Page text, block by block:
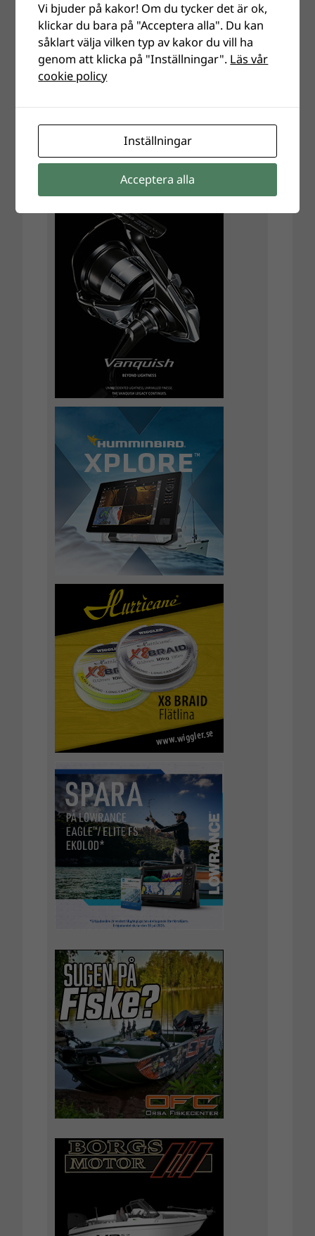
Vi bjuder på kakor! Om du tycker det är ok,
klickar du bara på "Acceptera alla". Du kan
såklart välja vilken typ av kakor du vill ha
genom att klicka på "Inställningar". Läs vår
cookie policy
Inställningar
Acceptera alla